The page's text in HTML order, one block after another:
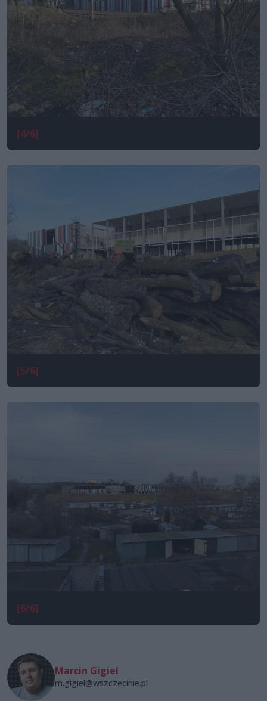
[4/6]
[5/6]
[6/6]
Marcin Gigiel
m.gigiel@wszczecinie.pl